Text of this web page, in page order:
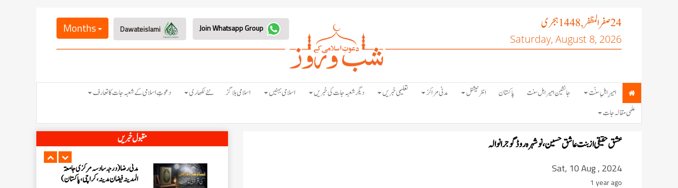
24صفر المظفر, 1448 ہجری
Saturday, August 8, 2026
Months
امیرِ اہلِ سنّت جانشین امیر اہل سنت پاکستان انٹرنیشنل مدنی مراکز تعلیمی خبریں دیگر شعبہ جات کی خبریں اسلامی بہنیں اسلامی بلاگز نئے لکھاری
دعوتِ اسلامی کے شعبہ جات کا تعارف
علمی مقالہ جات
عشق حقیقی از بنت عاشق حسین، نوشہرہ روڈ گوجرانوالہ
Sat, 10 Aug , 2024
1 year ago
مقبول خبریں
کراچی،پاکستان)
عبدالرؤف (درجہ سابعہ جامعۃ المدینہ
المدینہ فیضان مدینہ ،کراچی ،پاکستان)
المدینہ فیضان مدینہ ،کراچی،پاکستان)
حافظ محمد مصطفٰی عطاری (درجہ سادسہ
مرکزی جامعۃالمدينہ فیضان مدینہ،
کراچی،پاکستان)